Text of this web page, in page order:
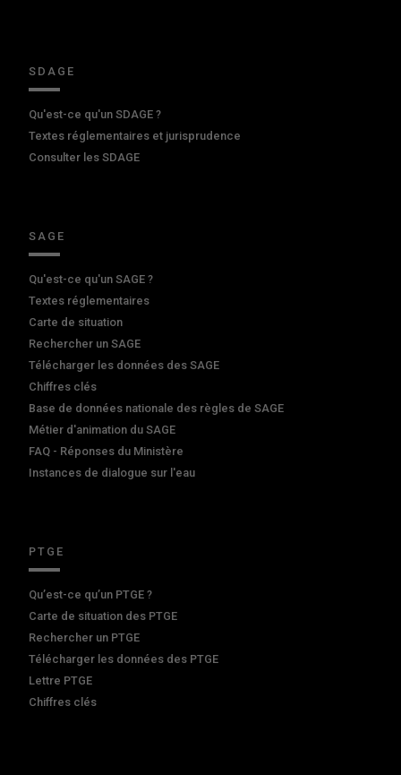
SDAGE
Qu'est-ce qu'un SDAGE ?
Textes réglementaires et jurisprudence
Consulter les SDAGE
SAGE
Qu'est-ce qu'un SAGE ?
Textes réglementaires
Carte de situation
Rechercher un SAGE
Télécharger les données des SAGE
Chiffres clés
Base de données nationale des règles de SAGE
Métier d'animation du SAGE
FAQ - Réponses du Ministère
Instances de dialogue sur l'eau
PTGE
Qu’est-ce qu’un PTGE ?
Carte de situation des PTGE
Rechercher un PTGE
Télécharger les données des PTGE
Lettre PTGE
Chiffres clés